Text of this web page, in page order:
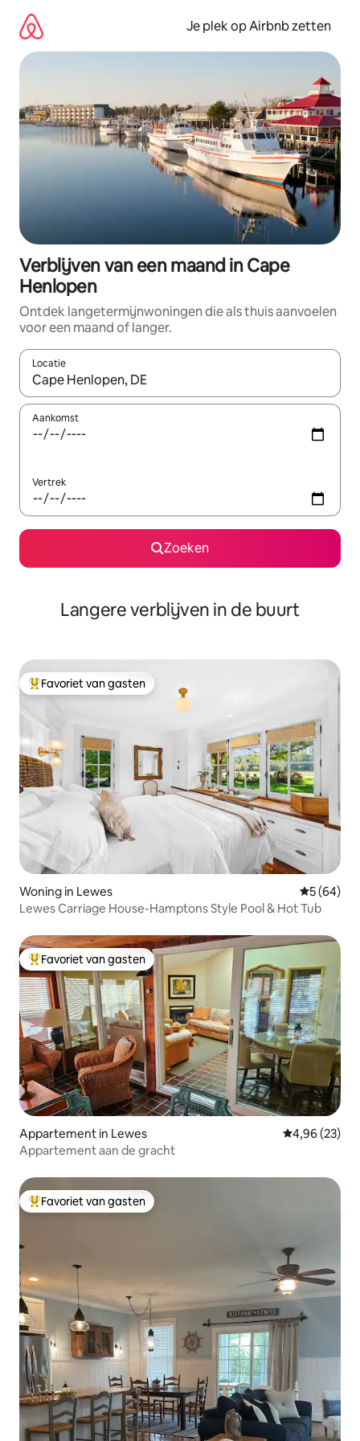
direct
naar
inhoud
Je plek op Airbnb zetten
Verblijven van een maand in Cape
Henlopen
Ontdek langetermijnwoningen die als thuis aanvoelen
voor een maand of langer.
Locatie
Wanneer er resultaten beschikbaar zijn, maak je een keuze
Aankomst
Vertrek
Zoeken
Langere verblijven in de buurt
Topfavoriet van gasten
Favoriet van gasten
Woning in Lewes
5 (64)
Lewes Carriage House-Hamptons Style Pool & Hot Tub
Topfavoriet van gasten
Favoriet van gasten
Appartement in Lewes Gemiddelde
4,96 (23)
Appartement aan de gracht
Topfavoriet van gasten
Favoriet van gasten